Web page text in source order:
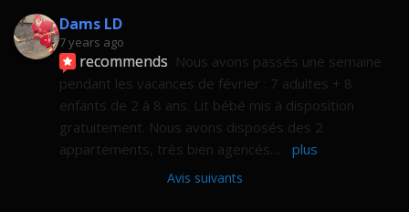
Dams LD
7 years ago
recommends Nous avons passés une semaine
pendant les vacances de février : 7 adultes + 8
enfants de 2 à 8 ans. Lit bébé mis à disposition
gratuitement. Nous avons disposés des 2
appartements, très bien agencés.... plus
Avis suivants